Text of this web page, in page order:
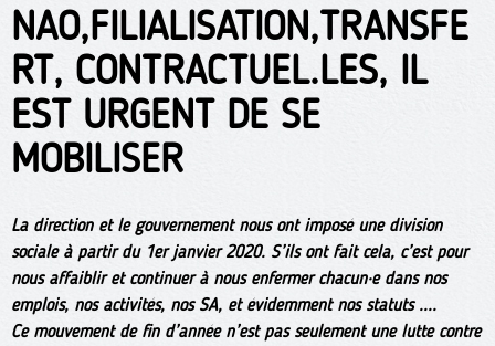
NAO,FILIALISATION,TRANSFE
RT, CONTRACTUEL.LES, IL
EST URGENT DE SE
MOBILISER
La direction et le gouvernement nous ont imposé une division
sociale à partir du 1er janvier 2020. S’ils ont fait cela, c’est pour
nous affaiblir et continuer à nous enfermer chacun·e dans nos
emplois, nos activités, nos SA, et évidemment nos statuts ....
Ce mouvement de fin d’année n’est pas seulement une lutte contre